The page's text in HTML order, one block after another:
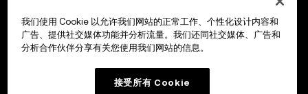
我们使用 Cookie 以允许我们网站的正常工作、个性化设计内容和
广告、提供社交媒体功能并分析流量。我们还同社交媒体、广告和
分析合作伙伴分享有关您使用我们网站的信息。
接受所有 Cookie